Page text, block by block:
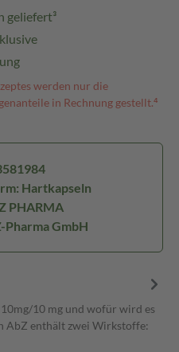
geliefert³
werden nur die
in Rechnung gestellt.⁴
Hartkapseln
PHARMA
GmbH
10 mg und wofür wird es
AbZ enthält zwei Wirkstoffe: